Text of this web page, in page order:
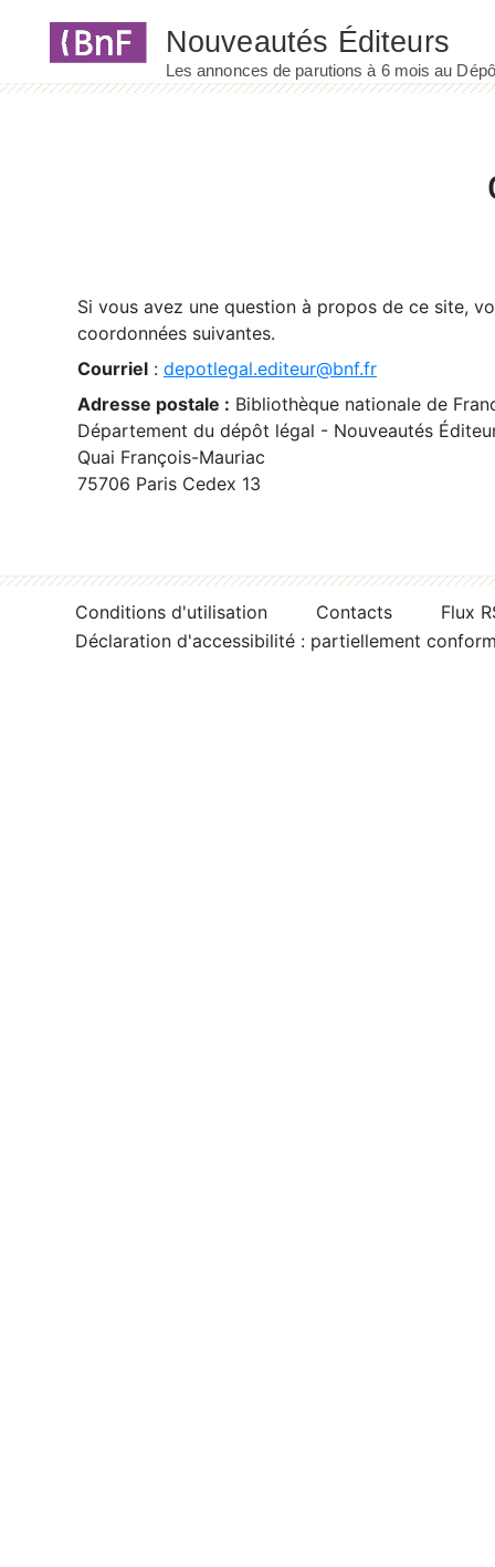
Si vous avez une question à propos de ce site,
coordonnées suivantes.
Courriel : depotlegal.editeur@bnf.fr
Adresse postale : Bibliothèque nationale de
Département du dépôt légal - Nouveautés
Quai François-Mauriac
75706 Paris Cedex 13
Conditions d'utilisation Contacts
Flux
Déclaration d'accessibilité : partiellement